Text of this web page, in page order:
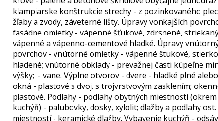
klampiarske konštrukcie strechy - z pozinkovaného
žľaby a zvody, záveterné lišty. Úpravy vonkajších
fasádne omietky - vápenné šťukové, zdrsnené,
vápenné a vápenno-cementové hladké. Úpravy
povrchov - vnútorné omietky - vápenné štukové,
hladené; vnútorné obklady - prevažnej časti kúpeľne
výšky; - vane. Výplne otvorov - dvere - hladké plné
okná - plastové s dvoj. s trojvrstvovým zasklením;
plastové. Podlahy - podlahy obytných miestností
kuchýň) - palubovky, dosky, xylolit; dlažby a podlahy ost.
miestností - keramické dlažby. Vybavenie kuchýň -